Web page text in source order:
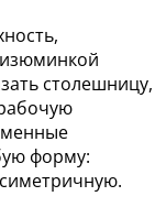
столешницу,
форму: